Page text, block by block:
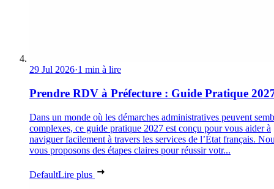
29 Jul 2026·1 min à lire
Prendre RDV à Préfecture : Guide Pratique
Dans un monde où les démarches administratives peuvent
complexes, ce guide pratique 2027 est conçu pour vous aider à
naviguer facilement à travers les services de l’État français.
vous proposons des étapes claires pour réussir votr...
DefaultLire plus